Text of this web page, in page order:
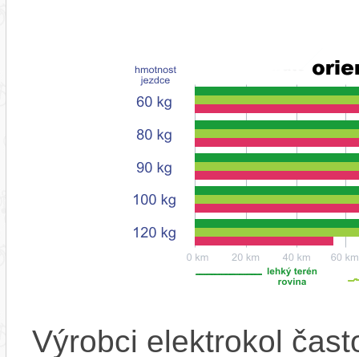
Výrobci elektrokol